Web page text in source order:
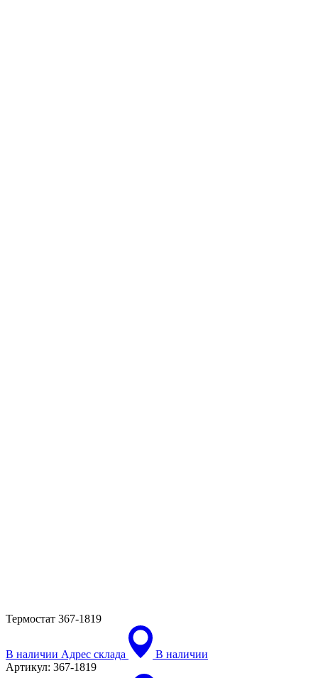
Термостат 367-1819
В наличии Адрес склада
В наличии
Артикул: 367-1819